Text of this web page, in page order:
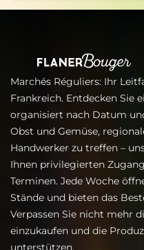
Marchés Réguliers: Ihr
Frankreich. Entdecken Sie
organisiert nach Datum
Obst und Gemüse,
Handwerker zu treffen –
Ihnen privilegierten
Terminen. Jede Woche
Stände und bieten das
Verpassen Sie nicht mehr
einzukaufen und die
unterstützen.